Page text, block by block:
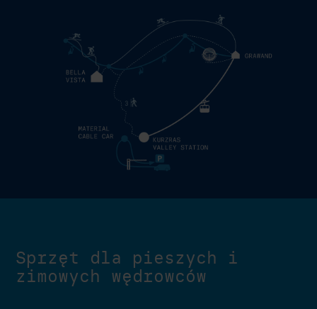
Sprzęt dla pieszych i
zimowych wędrowców